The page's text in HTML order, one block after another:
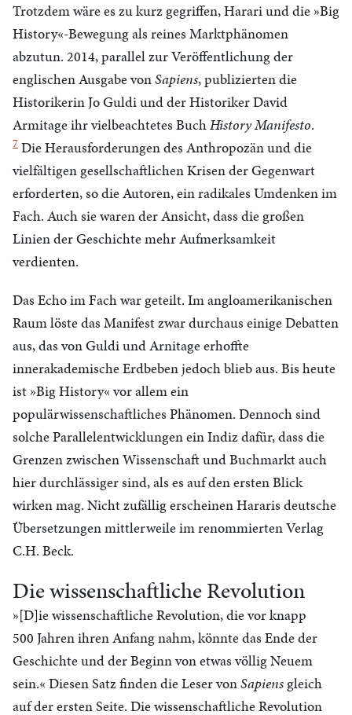
Trotzdem wäre es zu kurz gegriffen, Harari und die »Big
History«-Bewegung als reines Marktphänomen
abzutun. 2014, parallel zur Veröffentlichung der
englischen Ausgabe vonSapiens, publizierten die
Historikerin Jo Guldi und der Historiker David
Armitage ihr vielbeachtetes BuchHistory Manifesto.
7 Die Herausforderungen des Anthropozän und die
vielfältigen gesellschaftlichen Krisen der Gegenwart
erforderten, so die Autoren, ein radikales Umdenken im
Fach. Auch sie waren der Ansicht, dass die großen
Linien der Geschichte mehr Aufmerksamkeit
verdienten.
Das Echo im Fach war geteilt. Im angloamerikanischen
Raum löste das Manifest zwar durchaus einige Debatten
aus, das von Guldi und Arnitage erhoffte
innerakademische Erdbeben jedoch blieb aus. Bis heute
ist »Big History« vor allem ein
populärwissenschaftliches Phänomen. Dennoch sind
solche Parallelentwicklungen ein Indiz dafür, dass die
Grenzen zwischen Wissenschaft und Buchmarkt auch
hier durchlässiger sind, als es auf den ersten Blick
wirken mag. Nicht zufällig erscheinen Hararis deutsche
Übersetzungen mittlerweile im renommierten Verlag
C.H. Beck.
Die wissenschaftliche Revolution
»[D]ie wissenschaftliche Revolution, die vor knapp
500 Jahren ihren Anfang nahm, könnte das Ende der
Geschichte und der Beginn von etwas völlig Neuem
sein.« Diesen Satz finden die Leser vonSapiens gleich
auf der ersten Seite. Die wissenschaftliche Revolution